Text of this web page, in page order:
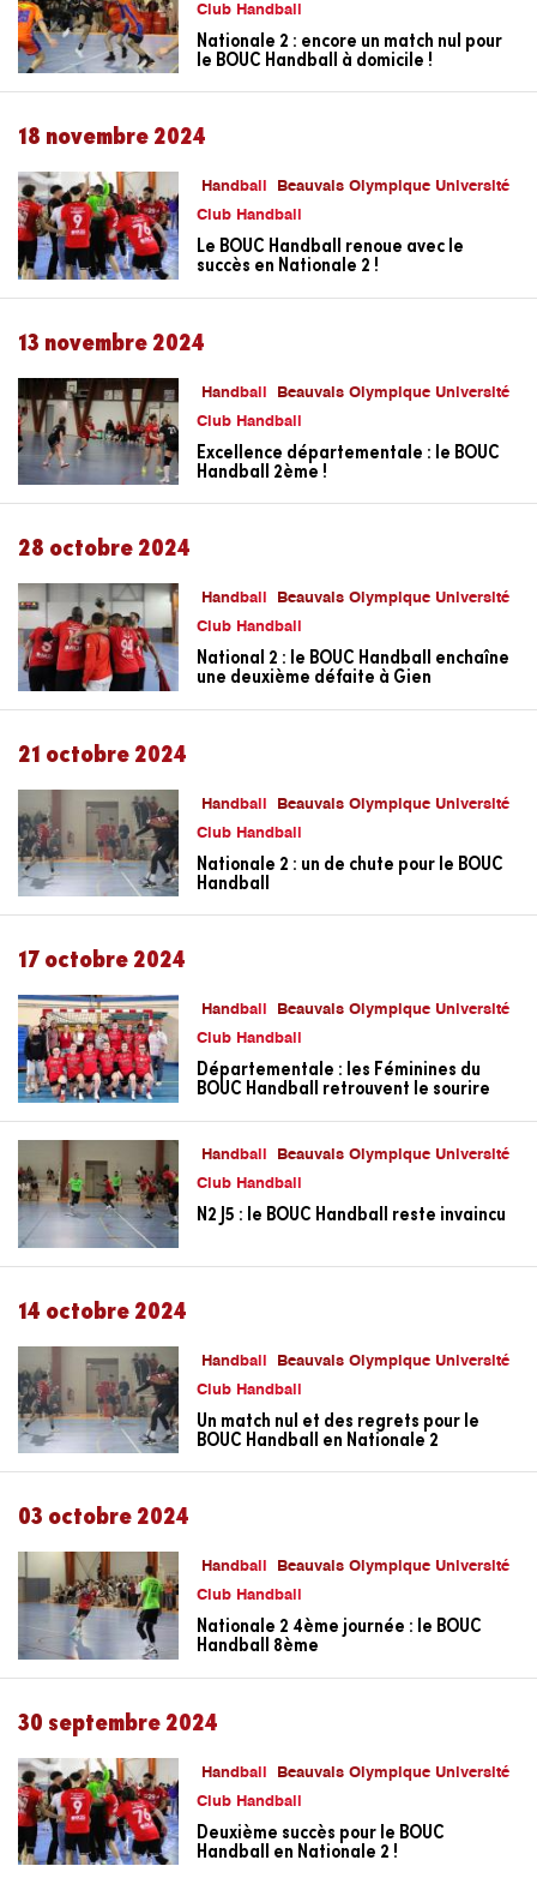
Club Handball
Nationale 2 : encore un match nul pour
le BOUC Handball à domicile !
18 novembre 2024
Handball
Beauvais Olympique Université
Club Handball
Le BOUC Handball renoue avec le
succès en Nationale 2 !
13 novembre 2024
Handball
Beauvais Olympique Université
Club Handball
Excellence départementale : le BOUC
Handball 2ème !
28 octobre 2024
Handball
Beauvais Olympique Université
Club Handball
National 2 : le BOUC Handball enchaîne
une deuxième défaite à Gien
21 octobre 2024
Handball
Beauvais Olympique Université
Club Handball
Nationale 2 : un de chute pour le BOUC
Handball
17 octobre 2024
Handball
Beauvais Olympique Université
Club Handball
Départementale : les Féminines du
BOUC Handball retrouvent le sourire
Handball
Beauvais Olympique Université
Club Handball
N2 J5 : le BOUC Handball reste invaincu
14 octobre 2024
Handball
Beauvais Olympique Université
Club Handball
Un match nul et des regrets pour le
BOUC Handball en Nationale 2
03 octobre 2024
Handball
Beauvais Olympique Université
Club Handball
Nationale 2 4ème journée : le BOUC
Handball 8ème
30 septembre 2024
Handball
Beauvais Olympique Université
Club Handball
Deuxième succès pour le BOUC
Handball en Nationale 2 !